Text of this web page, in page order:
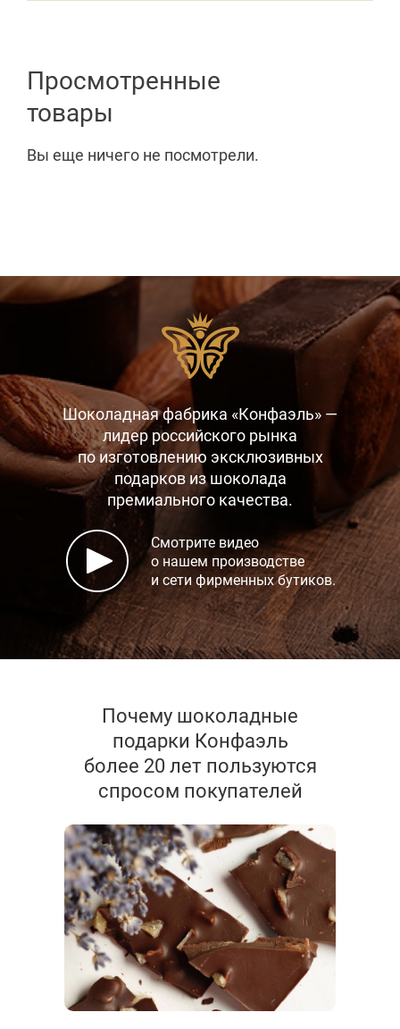
Просмотренные
товары
Вы еще ничего не посмотрели.
Шоколадная фабрика «Конфаэль» —
лидер российского рынка
по изготовлению эксклюзивных
подарков из шоколада
премиального качества.
Смотрите видео
о нашем производстве
и сети фирменных бутиков.
Почему шоколадные
подарки Конфаэль
более 20 лет пользуются
спросом покупателей